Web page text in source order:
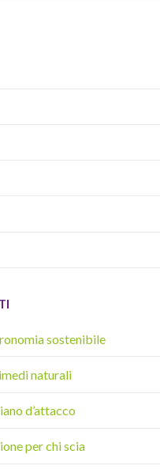
sostenibile
naturali
d’attacco
per chi scia